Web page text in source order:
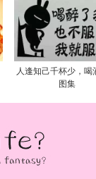
人逢知己千杯少，喝
图集